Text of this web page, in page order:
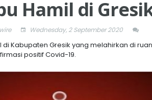
Hamil di
Wednesday, 2 September 2020
Kabupaten Gresik yang melahirkan di
positif Covid-19.